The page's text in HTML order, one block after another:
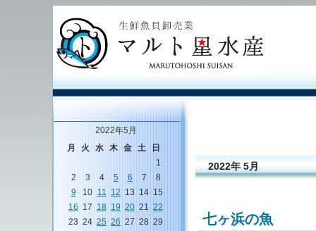
2022年 5月
七ヶ浜の魚
2022年5月
月
火 水 木 金 土
日
1
2
3 4 5 6 7
8
9
10 11 12 13 14 15
16 17 18 19 20 21 22
23 24 25 26 27 28 29